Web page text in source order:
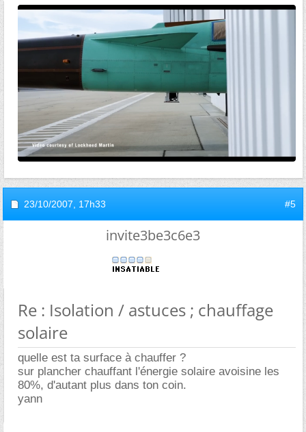
23/10/2007, 17h33 #5
invite3be3c6e3
Re : Isolation / astuces ; chauffage
solaire
quelle est ta surface à chauffer ?
sur plancher chauffant l'énergie solaire avoisine les
80%, d'autant plus dans ton coin.
yann